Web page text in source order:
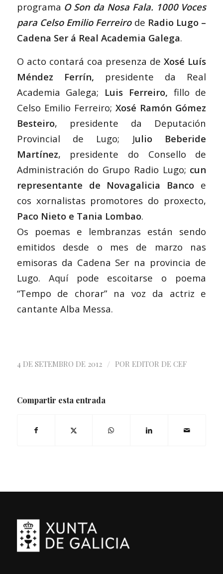
programa O Son da Nosa Fala. 1000 Voces
para Celso Emilio Ferreirode Radio Lugo –
Cadena Ser á Real Academia Galega.
O acto contará coa presenza deXosé Luís
Méndez Ferrín, presidente da Real
Academia Galega; Luis Ferreiro, fillo de
Celso Emilio Ferreiro;Xosé Ramón Gómez
Besteiro, presidente da Deputación
Provincial de Lugo; Julio Beberide
Martínez, presidente do Consello de
Administración do Grupo Radio Lugo; cun
representante de Novagalicia Banco e
cos xornalistas promotores do proxecto,
Paco Nieto e Tania Lombao.
Os poemas e lembranzas están sendo
emitidos desde o mes de marzo nas
emisoras da Cadena Ser na provincia de
Lugo. Aquípode escoitarse o poema
“Tempo de chorar” na voz da actriz e
cantante Alba Messa.
4 DE SETEMBRO DE 2012 / POR EDITOR DE CEF
Compartir esta entrada